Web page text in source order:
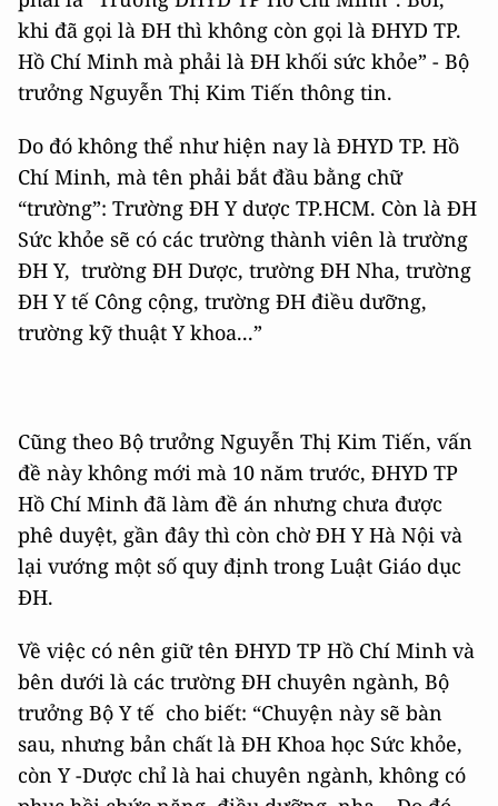
khi đã gọi là ĐH thì không còn gọi là ĐHYD TP.
Hồ Chí Minh mà phải là ĐH khối sức khỏe” - Bộ
trưởng Nguyễn Thị Kim Tiến thông tin.
Do đó không thể như hiện nay là ĐHYD TP. Hồ
Chí Minh, mà tên phải bắt đầu bằng chữ
“trường”: Trường ĐH Y dược TP.HCM. Còn là ĐH
Sức khỏe sẽ có các trường thành viên là trường
ĐH Y, trường ĐH Dược, trường ĐH Nha, trường
ĐH Y tế Công cộng, trường ĐH điều dưỡng,
trường kỹ thuật Y khoa...”
Cũng theo Bộ trưởng Nguyễn Thị Kim Tiến, vấn
đề này không mới mà 10 năm trước, ĐHYD TP
Hồ Chí Minh đã làm đề án nhưng chưa được
phê duyệt, gần đây thì còn chờ ĐH Y Hà Nội và
lại vướng một số quy định trong Luật Giáo dục
ĐH.
Về việc có nên giữ tên ĐHYD TP Hồ Chí Minh và
bên dưới là các trường ĐH chuyên ngành, Bộ
trưởng Bộ Y tế cho biết: “Chuyện này sẽ bàn
sau, nhưng bản chất là ĐH Khoa học Sức khỏe,
còn Y -Dược chỉ là hai chuyên ngành, không có